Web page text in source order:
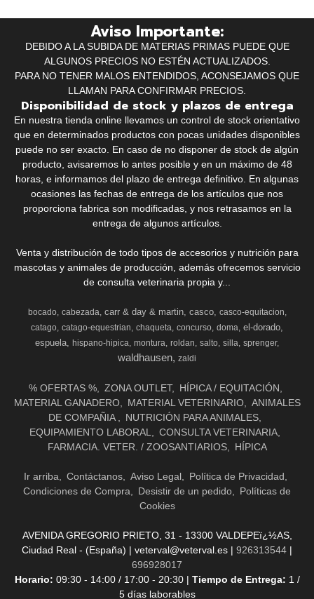
Aviso Importante:
DEBIDO A LA SUBIDA DE MATERIAS PRIMAS PUEDE QUE
ALGUNOS PRECIOS NO ESTÉN ACTUALIZADOS.
PARA NO TENER MALOS ENTENDIDOS, ACONSEJAMOS QUE
LLAMAN PARA CONFIRMAR PRECIOS.
Disponibilidad de stock y plazos de entrega
En nuestra tienda online llevamos un control de stock orientativo
que en determinados productos con pocas unidades disponibles
puede no ser exacto. En caso de no disponer de stock de algún
producto, avisaremos lo antes posible y en un máximo de 48
horas, e informamos del plazo de entrega definitivo. En algunas
ocasiones las fechas de entrega de los artículos que nos
proporciona fabrica son modificadas, y nos retrasamos en la
entrega de algunos artículos.
Venta y distribución de todo tipos de accesorios y nutrición para
mascotas y animales de producción, además ofrecemos servicio
de consulta veterinaria propia y...
bocado cabezada carr & day & martin casco
casco-equitacion
catago catago-equestrian chaqueta concurso doma el-dorado
espuela hispano-hipica montura roldan salto silla sprenger
waldhausen zaldi
% OFERTAS % ZONA OUTLET
HÍPICA / EQUITACIÓN
MATERIAL GANADERO
MATERIAL VETERINARIO
ANIMALES
DE COMPAÑIA
NUTRICIÓN PARA ANIMALES
EQUIPAMIENTO LABORAL
CONSULTA VETERINARIA
FARMACIA. VETER. / ZOOSANTIARIOS
HÍPICA
Ir arriba Contáctanos Aviso Legal
Política de Privacidad
Condiciones de Compra
Desistir de un pedido
Políticas de
Cookies
AVENIDA GREGORIO PRIETO, 31 - 13300 VALDEPEï¿½AS,
Ciudad Real - (España) | veterval@veterval.es | 926313544 |
696928017
Horario: 09:30 - 14:00 / 17:00 - 20:30 | Tiempo de Entrega: 1 /
5 días laborables